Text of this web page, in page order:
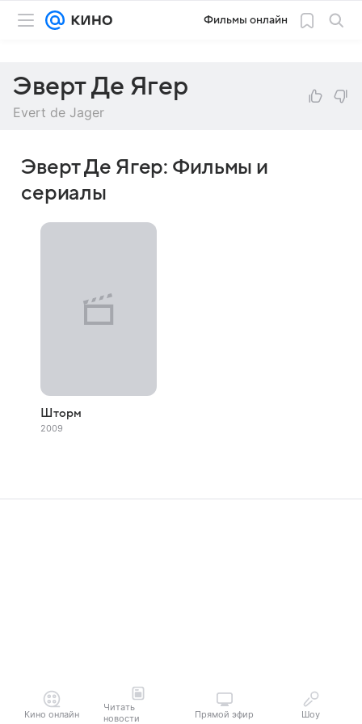
Фильмы онлайн
Эверт Де Ягер
Evert de Jager
Эверт Де Ягер: Фильмы и
сериалы
Шторм
2009
Кино онлайн
Читать
новости
Прямой эфир Шоу